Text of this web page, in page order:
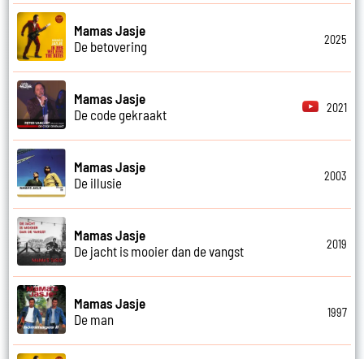
Mamas Jasje
De betovering
2025
Mamas Jasje
De code gekraakt
2021
Mamas Jasje
De illusie
2003
Mamas Jasje
De jacht is mooier dan de vangst
2019
Mamas Jasje
De man
1997